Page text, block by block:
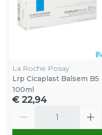
La Roche Posay
Lrp Cicaplast Balsem B5
100ml
€ 22,94